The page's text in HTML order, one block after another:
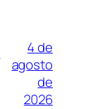
4 de
agosto
de
2026